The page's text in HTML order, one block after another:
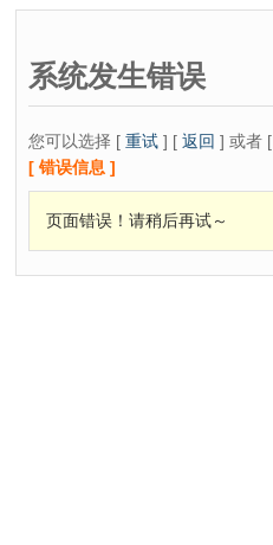
系统发生错误
您可以选择 [ 重试 ] [ 返回 ] 或者 [
[ 错误信息 ]
页面错误！请稍后再试～